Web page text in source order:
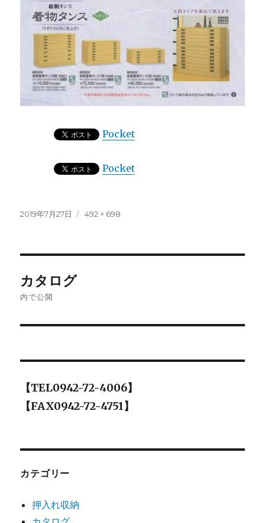
Pocket
Pocket
投
2019年7月27日
フ
492 × 698
稿
ゲ
ー
シ
ン
カタログ
内で公開
【TEL0942-72-4006】
【FAX0942-72-4751】
カテゴリー
押入れ収納